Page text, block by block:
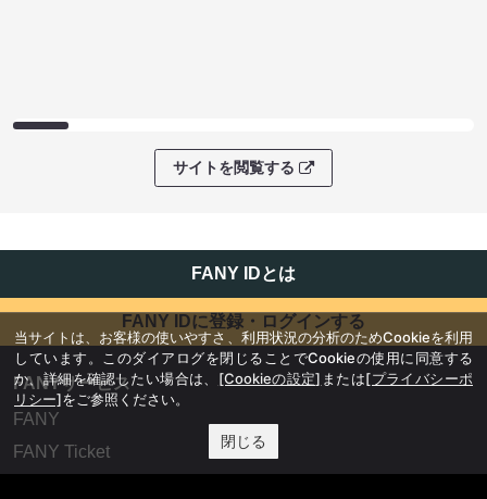
サイトを閲覧する
FANY IDとは
FANY IDに登録・ログインする
FANYサービス
FANY
FANY Ticket
当サイトは、お客様の使いやすさ、利用状況の分析のためCookieを利用
しています。このダイアログを閉じることでCookieの使用に同意する
か、詳細を確認したい場合は、 [Cookieの設定] または[プライバシーポ
リシー]をご参照ください。
閉じる